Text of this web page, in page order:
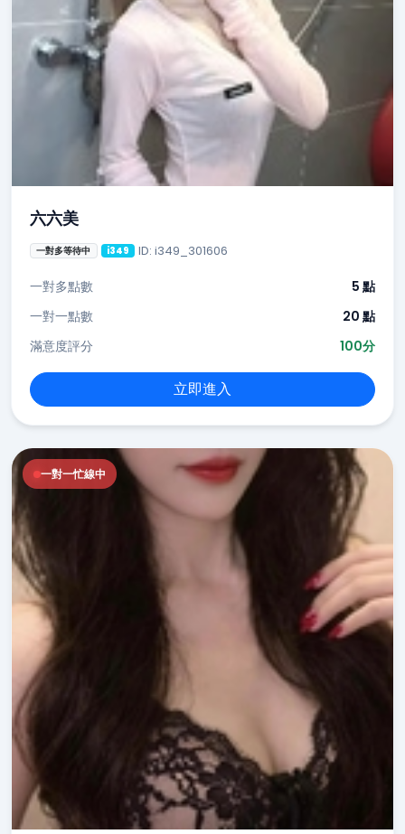
六六美
一對多等待中 i349 ID: i349_301606
一對多點數
5 點
一對一點數
20 點
滿意度評分
100分
立即進入
一對一忙線中